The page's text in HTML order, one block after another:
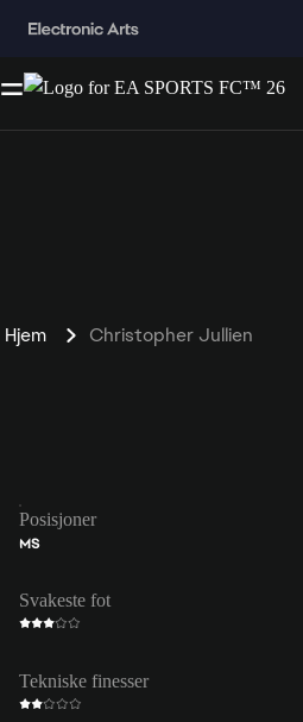
Hjem Christopher Jullien
Posisjoner
MS
Svakeste fot
Tekniske finesser